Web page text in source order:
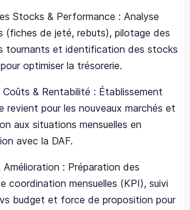
Stocks & Performance : Analyse
(fiches de jeté, rebuts), pilotage des
tournants et identification des stocks
optimiser la trésorerie.
Coûts & Rentabilité : Établissement
revient pour les nouveaux marchés et
aux situations mensuelles en
avec la DAF.
Amélioration : Préparation des
coordination mensuelles (KPI), suivi
budget et force de proposition pour